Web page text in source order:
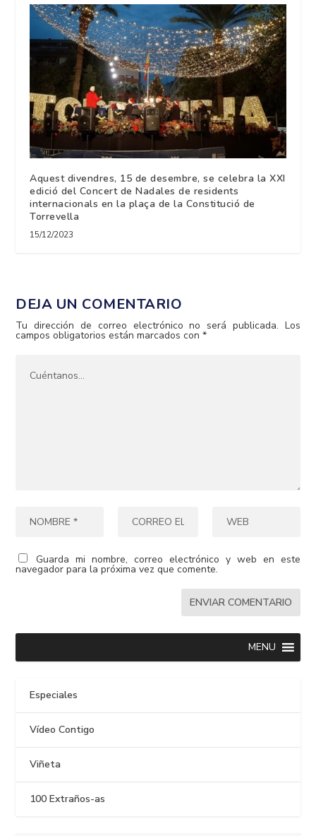
Aquest divendres, 15 de desembre, se celebra la XXI
edició del Concert de Nadales de residents
internacionals en la plaça de la Constitució de
Torrevella
15/12/2023
DEJA UN COMENTARIO
Tu dirección de correo electrónico no será publicada. Los
campos obligatorios están marcados con*
Guarda mi nombre, correo electrónico y web en este
navegador para la próxima vez que comente.
MENU
Especiales
Vídeo Contigo
Viñeta
100 Extraños-as